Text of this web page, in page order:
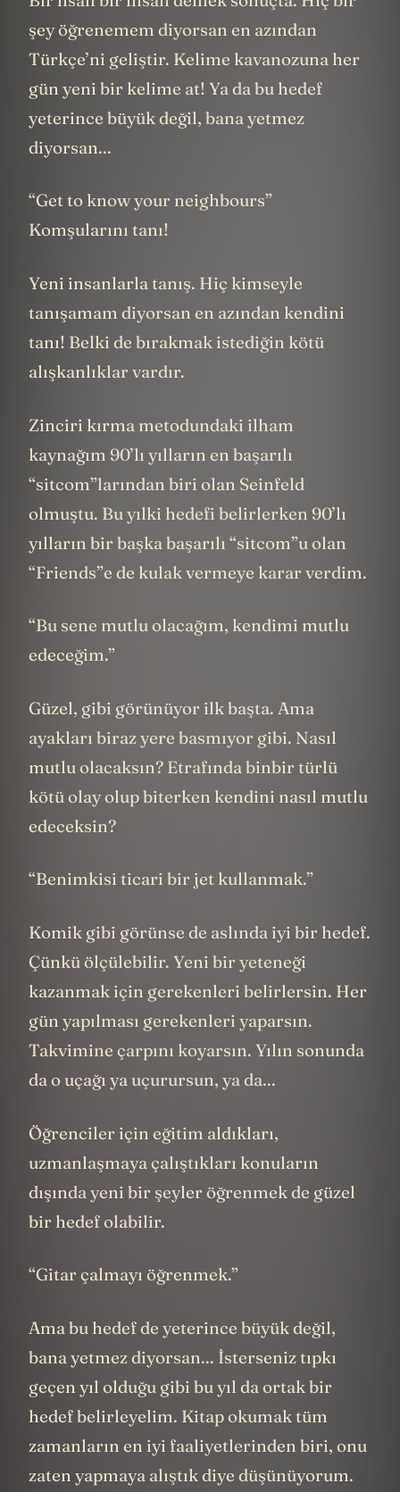
şey öğrenemem diyorsan en azından
Türkçe’ni geliştir. Kelime kavanozuna her
gün yeni bir kelime at! Ya da bu hedef
yeterince büyük değil, bana yetmez
diyorsan...
“Get to know your neighbours”
Komşularını tanı!
Yeni insanlarla tanış. Hiç kimseyle
tanışamam diyorsan en azından kendini
tanı! Belki de bırakmak istediğin kötü
alışkanlıklar vardır.
Zinciri kırma metodundaki ilham
kaynağım 90’lı yılların en başarılı
“sitcom”larından biri olan Seinfeld
olmuştu. Bu yılki hedefi belirlerken 90’lı
yılların bir başka başarılı “sitcom”u olan
“Friends”e de kulak vermeye karar verdim.
“Bu sene mutlu olacağım, kendimi mutlu
edeceğim.”
Güzel, gibi görünüyor ilk başta. Ama
ayakları biraz yere basmıyor gibi. Nasıl
mutlu olacaksın? Etrafında binbir türlü
kötü olay olup biterken kendini nasıl mutlu
edeceksin?
“Benimkisi ticari bir jet kullanmak.”
Komik gibi görünse de aslında iyi bir hedef.
Çünkü ölçülebilir. Yeni bir yeteneği
kazanmak için gerekenleri belirlersin. Her
gün yapılması gerekenleri yaparsın.
Takvimine çarpını koyarsın. Yılın sonunda
da o uçağı ya uçurursun, ya da...
Öğrenciler için eğitim aldıkları,
uzmanlaşmaya çalıştıkları konuların
dışında yeni bir şeyler öğrenmek de güzel
bir hedef olabilir.
“Gitar çalmayı öğrenmek.”
Ama bu hedef de yeterince büyük değil,
bana yetmez diyorsan... İsterseniz tıpkı
geçen yıl olduğu gibi bu yıl da ortak bir
hedef belirleyelim. Kitap okumak tüm
zamanların en iyi faaliyetlerinden biri, onu
zaten yapmaya alıştık diye düşünüyorum.